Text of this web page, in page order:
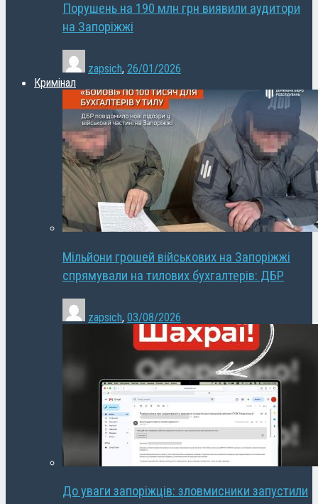
Порушень на 190 млн грн виявили аудитори
на Запоріжжі
zapsich, 26/01/2026
Кримінал
Мільйони грошей військових на Запоріжжі
спрямували на тилових бухгалтерів: ДБР
zapsich, 03/08/2026
До уваги запоріжців: зловмисники запустили